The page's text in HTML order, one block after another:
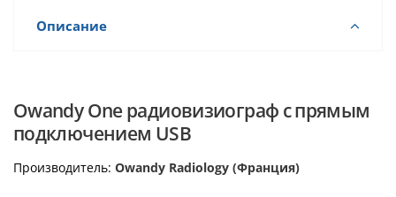
Описание
Owandy One радиовизиограф с прямым
подключением USB
Производитель: Owandy Radiology (Франция)